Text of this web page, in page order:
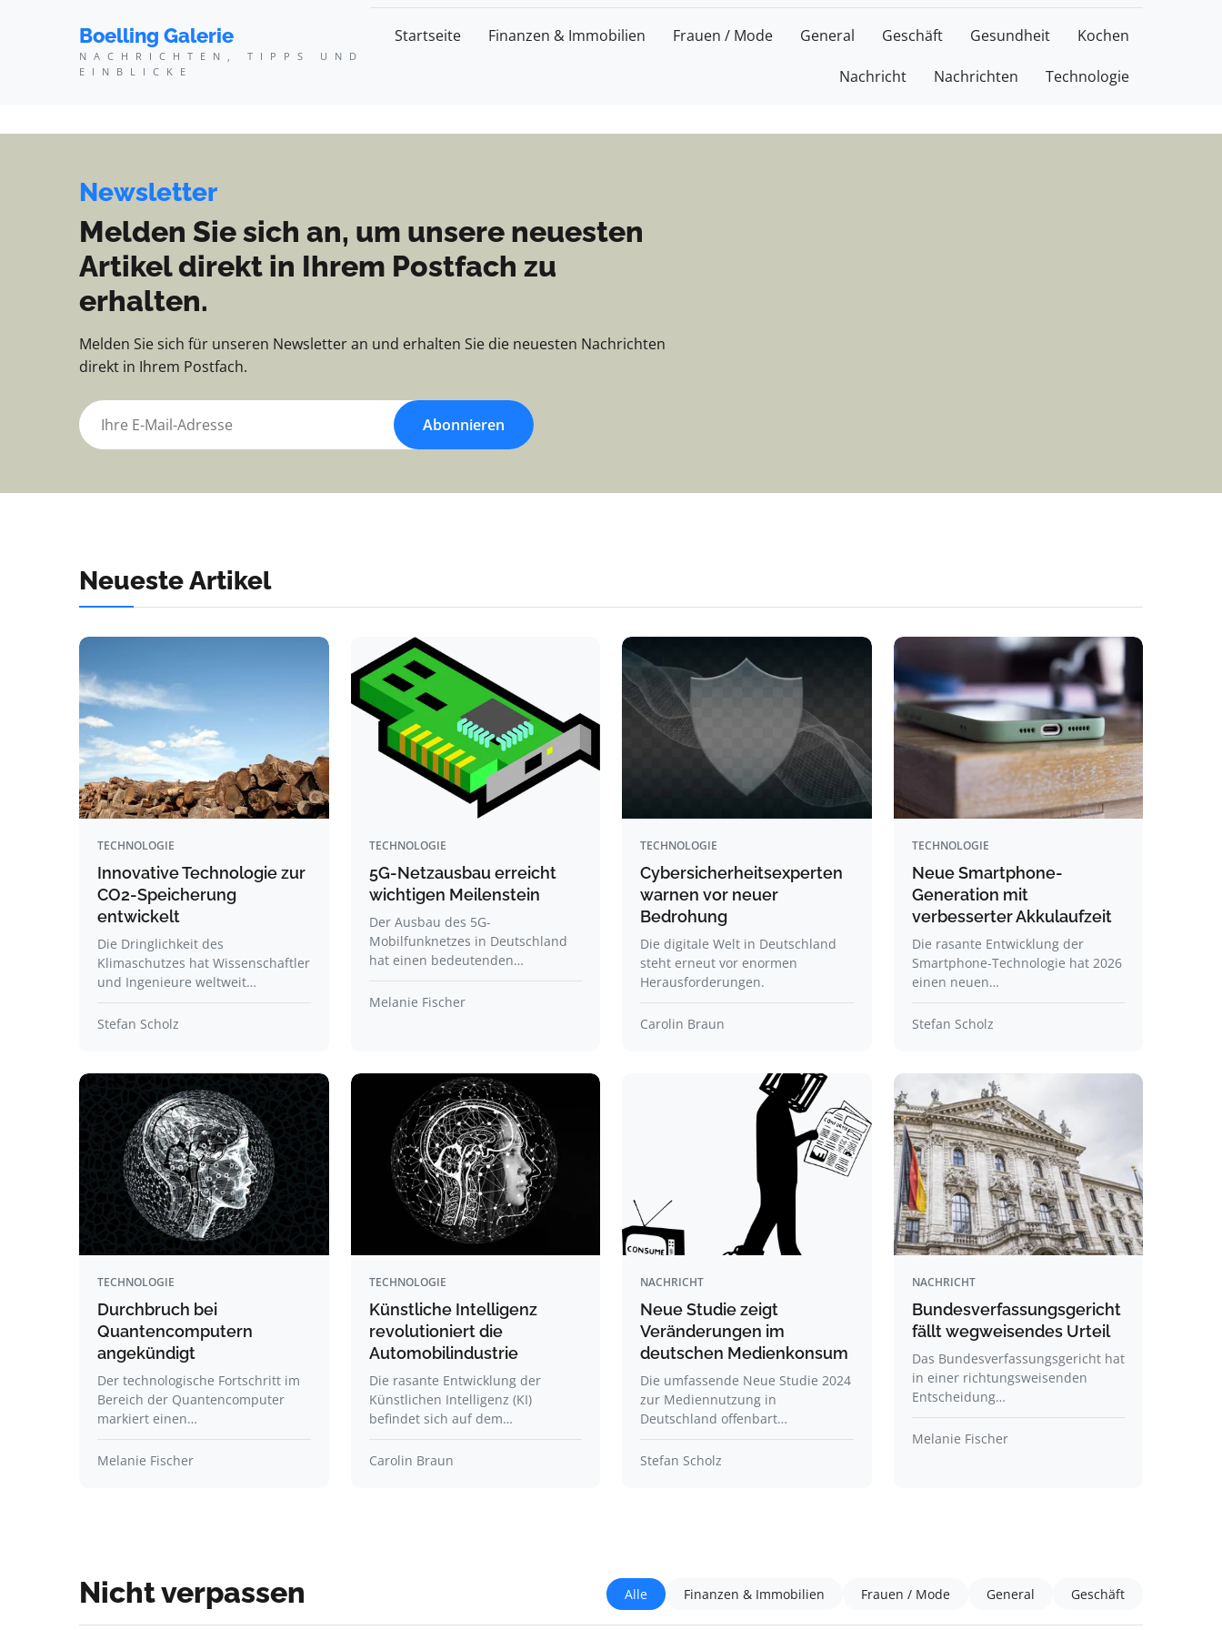
Boelling Galerie - Nachrichten, Tipps und Einblicke
Boelling Galerie
NACHRICHTEN, TIPPS UND
EINBLICKE
Startseite Finanzen & Immobilien Frauen / Mode General Geschäft Gesundheit Kochen
Nachricht Nachrichten Technologie
Newsletter
Melden Sie sich an, um unsere neuesten
Artikel direkt in Ihrem Postfach zu
erhalten.
Melden Sie sich für unseren Newsletter an und erhalten Sie die neuesten Nachrichten
direkt in Ihrem Postfach.
Abonnieren
Neueste Artikel
TECHNOLOGIE
Innovative Technologie zur
CO2-Speicherung
entwickelt
Die Dringlichkeit des
Klimaschutzes hat Wissenschaftler
und Ingenieure weltweit…
Stefan Scholz
TECHNOLOGIE
5G-Netzausbau erreicht
wichtigen Meilenstein
Der Ausbau des 5G-
Mobilfunknetzes in Deutschland
hat einen bedeutenden…
Melanie Fischer
TECHNOLOGIE
Cybersicherheitsexperten
warnen vor neuer
Bedrohung
Die digitale Welt in Deutschland
steht erneut vor enormen
Herausforderungen.
Carolin Braun
TECHNOLOGIE
Neue Smartphone-
Generation mit
verbesserter Akkulaufzeit
Die rasante Entwicklung der
Smartphone-Technologie hat 2026
einen neuen…
Stefan Scholz
TECHNOLOGIE
Durchbruch bei
Quantencomputern
angekündigt
Der technologische Fortschritt im
Bereich der Quantencomputer
markiert einen…
Melanie Fischer
TECHNOLOGIE
Künstliche Intelligenz
revolutioniert die
Automobilindustrie
Die rasante Entwicklung der
Künstlichen Intelligenz (KI)
befindet sich auf dem…
Carolin Braun
NACHRICHT
Neue Studie zeigt
Veränderungen im
deutschen Medienkonsum
Die umfassende Neue Studie 2024
zur Mediennutzung in
Deutschland offenbart…
Stefan Scholz
NACHRICHT
Bundesverfassungsgericht
fällt wegweisendes Urteil
Das Bundesverfassungsgericht hat
in einer richtungsweisenden
Entscheidung…
Melanie Fischer
Nicht verpassen Alle Finanzen & Immobilien Frauen / Mode General Geschäft